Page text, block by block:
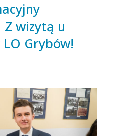
Z wizytą u
Grybów!